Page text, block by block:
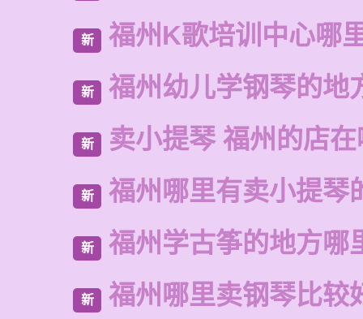
新 福州K歌培训中心哪
新 福州幼儿学钢琴的地
新 卖小提琴 福州的店
新 福州哪里有卖小提琴
新 福州学古筝的地方哪
新 福州哪里卖钢琴比较